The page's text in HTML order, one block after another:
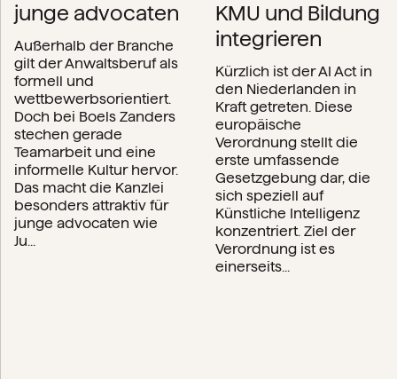
junge advocaten
Außerhalb der Branche
gilt der Anwaltsberuf als
formell und
wettbewerbsorientiert.
Doch bei Boels Zanders
stechen gerade
Teamarbeit und eine
informelle Kultur hervor.
Das macht die Kanzlei
besonders attraktiv für
junge advocaten wie
Ju...
KMU und Bildung
integrieren
Kürzlich ist der AI Act in
den Niederlanden in
Kraft getreten. Diese
europäische
Verordnung stellt die
erste umfassende
Gesetzgebung dar, die
sich speziell auf
Künstliche Intelligenz
konzentriert. Ziel der
Verordnung ist es
einerseits...